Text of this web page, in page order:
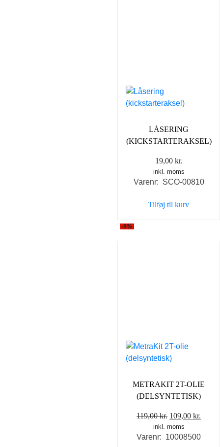
LÅSERING
(KICKSTARTERAKSEL)
19,00 kr.
inkl. moms
Varenr: SCO-00810
Tilføj til kurv
-8%
METRAKIT 2T-OLIE
(DELSYNTETISK)
119,00kr. Den
oprindelige
pris
109,00 kr.
pris
inkl. moms
Varenr: 10008500